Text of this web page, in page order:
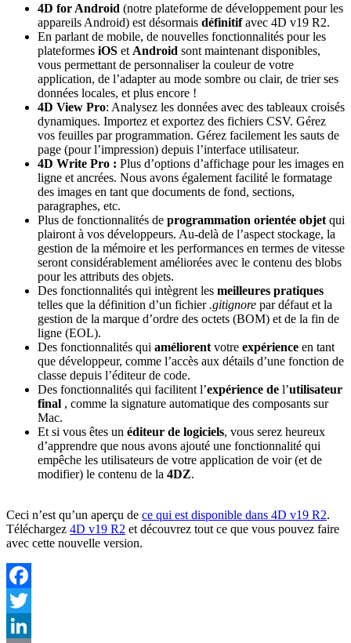
4D for Android (notre plateforme de développement pour les
appareils Android) est désormais définitifavec 4D v19 R2.
En parlant de mobile, de nouvelles fonctionnalités pour les
plateformes iOS et Android sont maintenant disponibles,
vous permettant de personnaliser la couleur de votre
application, de l’adapter au mode sombre ou clair, de trier ses
données locales, et plus encore !
4D View Pro: Analysez les données avec des tableaux croisés
dynamiques. Importez et exportez des fichiers CSV. Gérez
vos feuilles par programmation. Gérez facilement les sauts de
page (pour l’impression) depuis l’interface utilisateur.
4D Write Pro : Plus d’options d’affichage pour les images en
ligne et ancrées. Nous avons également facilité le formatage
des images en tant que documents de fond, sections,
paragraphes, etc.
Plus de fonctionnalités de programmation orientée objet qui
plairont à vos développeurs. Au-delà de l’aspect stockage, la
gestion de la mémoire et les performances en termes de vitesse
seront considérablement améliorées avec le contenu des blobs
pour les attributs des objets.
Des fonctionnalités qui intègrent les meilleures pratiques
telles que la définition d’un fichier.gitignore par défaut et la
gestion de la marque d’ordre des octets (BOM) et de la fin de
ligne (EOL).
Des fonctionnalités qui améliorent votre expérience en tant
que développeur, comme l’accès aux détails d’une fonction de
classe depuis l’éditeur de code.
Des fonctionnalités qui facilitent l’expérience de l’utilisateur
final , comme la signature automatique des composants sur
Mac.
Et si vous êtes un éditeur de logiciels, vous serez heureux
d’apprendre que nous avons ajouté une fonctionnalité qui
empêche les utilisateurs de votre application de voir (et de
modifier) le contenu de la 4DZ.
Ceci n’est qu’un aperçu de ce qui est disponible dans 4D v19 R2.
Téléchargez 4D v19 R2 et découvrez tout ce que vous pouvez faire
avec cette nouvelle version.
Facebook
Twitter